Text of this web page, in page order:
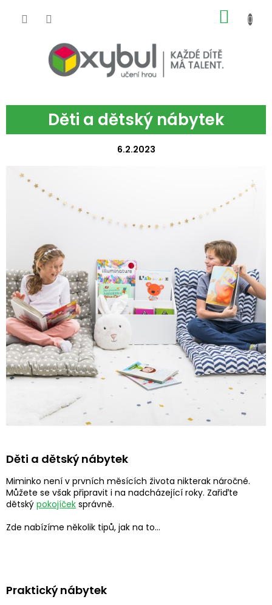
Děti a dětský nábytek
6.2.2023
Děti a dětský nábytek
Miminko není v prvních měsících života nikterak náročné.
Můžete se však připravit i na nadcházející roky. Zařiďte
dětský pokojíček správně.
Zde nabízíme několik tipů, jak na to...
Praktický nábytek